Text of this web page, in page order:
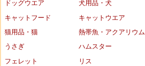
ドッグウエア
犬用品・犬
キャットフード
キャットウエア
猫用品・猫
熱帯魚・アクアリウム
うさぎ
ハムスター
フェレット
リス